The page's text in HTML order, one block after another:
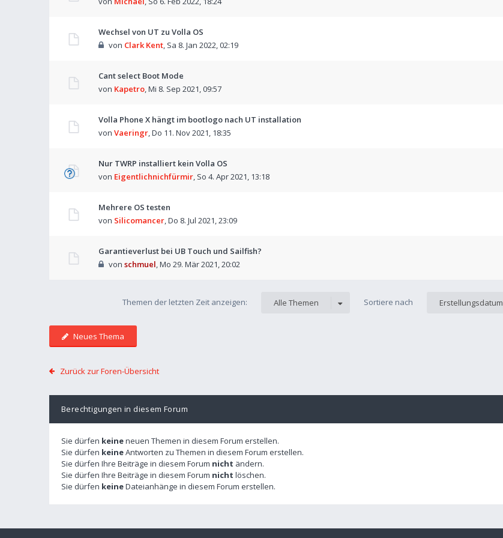
Wechsel von UT zu Volla OS
von Clark Kent, Sa 8. Jan 2022, 02:19
Cant select Boot Mode
von Kapetro,Mi 8. Sep 2021, 09:57
Volla Phone X hängt im bootlogo nach UT installation
von Vaeringr,Do 11. Nov 2021, 18:35
Nur TWRP installiert kein Volla OS
von Eigentlichnichfürmir, So 4. Apr 2021, 13:18
Mehrere OS testen
von Silicomancer,Do 8. Jul 2021, 23:09
Garantieverlust bei UB Touch und Sailfish?
von schmuel,Mo 29. Mär 2021, 20:02
Themen der letzten Zeit anzeigen: Alle Themen Sortiere nach Erstellungsdatum
Neues Thema
Zurück zur Foren-Übersicht
Berechtigungen in diesem Forum
Sie dürfen keineneuen Themen in diesem Forum erstellen.
Sie dürfen keineAntworten zu Themen in diesem Forum erstellen.
Sie dürfen Ihre Beiträge in diesem Forum nicht ändern.
Sie dürfen Ihre Beiträge in diesem Forum nicht löschen.
Sie dürfen keineDateianhänge in diesem Forum erstellen.